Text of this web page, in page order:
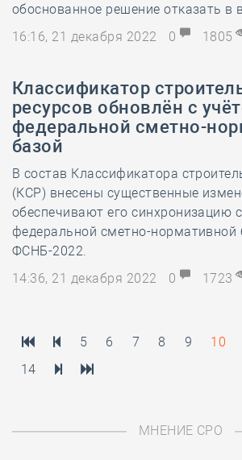
обоснованное решение отказать в
16:16, 21 декабря 2022
0 1805
Классификатор
ресурсов обновлён с
федеральной сметно-
базой
В состав Классификатора
(КСР) внесены существенные
обеспечивают его синхронизацию
федеральной сметно-нормативной
ФСНБ-2022.
14:36, 21 декабря 2022
0 1723
5 6 7 8 9 10
14
МНЕНИЕ СРО